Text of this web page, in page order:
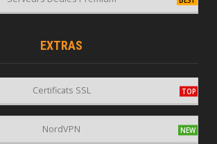
EXTRAS
Certificats SSL
NordVPN